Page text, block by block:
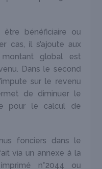
bénéficiaire ou
cas, il s’ajoute aux
global est
Dans le second
sur le revenu
de diminuer le
pour le calcul de
fonciers dans le
via un annexe à la
n°2044 ou